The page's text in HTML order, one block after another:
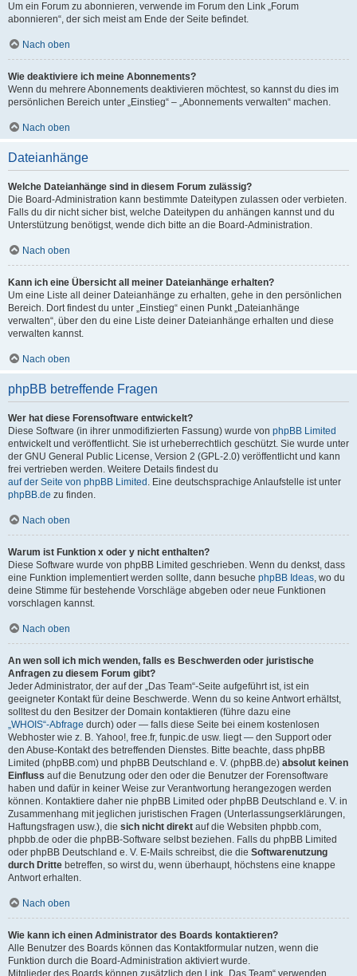
Um ein Forum zu abonnieren, verwende im Forum den Link „Forum
abonnieren“, der sich meist am Ende der Seite befindet.
Nach oben
Wie deaktiviere ich meine Abonnements?
Wenn du mehrere Abonnements deaktivieren möchtest, so kannst du dies im
persönlichen Bereich unter „Einstieg“ – „Abonnements verwalten“ machen.
Nach oben
Dateianhänge
Welche Dateianhänge sind in diesem Forum zulässig?
Die Board-Administration kann bestimmte Dateitypen zulassen oder verbieten.
Falls du dir nicht sicher bist, welche Dateitypen du anhängen kannst und du
Unterstützung benötigst, wende dich bitte an die Board-Administration.
Nach oben
Kann ich eine Übersicht all meiner Dateianhänge erhalten?
Um eine Liste all deiner Dateianhänge zu erhalten, gehe in den persönlichen
Bereich. Dort findest du unter „Einstieg“ einen Punkt „Dateianhänge
verwalten“, über den du eine Liste deiner Dateianhänge erhalten und diese
verwalten kannst.
Nach oben
phpBB betreffende Fragen
Wer hat diese Forensoftware entwickelt?
Diese Software (in ihrer unmodifizierten Fassung) wurde von phpBB Limited
entwickelt und veröffentlicht. Sie ist urheberrechtlich geschützt. Sie wurde unter
der GNU General Public License, Version 2 (GPL-2.0) veröffentlicht und kann
frei vertrieben werden. Weitere Details findest du
auf der Seite von phpBB Limited . Eine deutschsprachige Anlaufstelle ist unter
phpBB.de zu finden.
Nach oben
Warum ist Funktion x oder y nicht enthalten?
Diese Software wurde von phpBB Limited geschrieben. Wenn du denkst, dass
eine Funktion implementiert werden sollte, dann besuche phpBB Ideas, wo du
deine Stimme für bestehende Vorschläge abgeben oder neue Funktionen
vorschlagen kannst.
Nach oben
An wen soll ich mich wenden, falls es Beschwerden oder juristische
Anfragen zu diesem Forum gibt?
Jeder Administrator, der auf der „Das Team“-Seite aufgeführt ist, ist ein
geeigneter Kontakt für deine Beschwerde. Wenn du so keine Antwort erhältst,
solltest du den Besitzer der Domain kontaktieren (führe dazu eine
„WHOIS“-Abfrage durch) oder — falls diese Seite bei einem kostenlosen
Webhoster wie z. B. Yahoo!, free.fr, funpic.de usw. liegt — den Support oder
den Abuse-Kontakt des betreffenden Dienstes. Bitte beachte, dass phpBB
Limited (phpBB.com) und phpBB Deutschland e. V. (phpBB.de) absolut keinen
Einfluss auf die Benutzung oder den oder die Benutzer der Forensoftware
haben und dafür in keiner Weise zur Verantwortung herangezogen werden
können. Kontaktiere daher nie phpBB Limited oder phpBB Deutschland e. V. in
Zusammenhang mit jeglichen juristischen Fragen (Unterlassungserklärungen,
Haftungsfragen usw.), die sich nicht direkt auf die Websiten phpbb.com,
phpbb.de oder die phpBB-Software selbst beziehen. Falls du phpBB Limited
oder phpBB Deutschland e. V. E-Mails schreibst, die die Softwarenutzung
durch Dritte betreffen, so wirst du, wenn überhaupt, höchstens eine knappe
Antwort erhalten.
Nach oben
Wie kann ich einen Administrator des Boards kontaktieren?
Alle Benutzer des Boards können das Kontaktformular nutzen, wenn die
Funktion durch die Board-Administration aktiviert wurde.
Mitglieder des Boards können zusätzlich den Link „Das Team“ verwenden.